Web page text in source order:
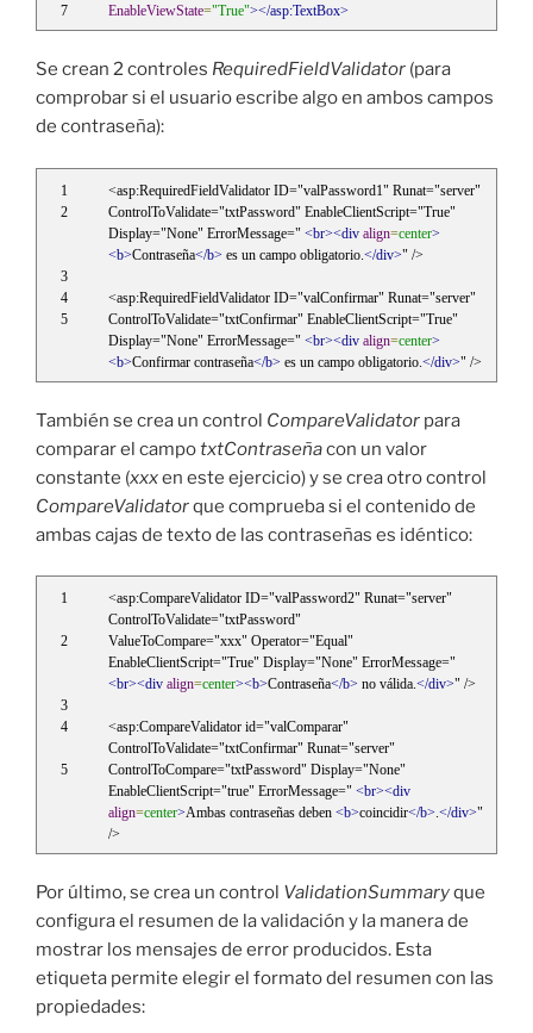
EnableViewState="True"></asp:TextBox>
Se crean 2 controles RequiredFieldValidator (para
comprobar si el usuario escribe algo en ambos campos
de contraseña):
<asp:RequiredFieldValidator ID="valPassword1" Runat="server"
ControlToValidate="txtPassword" EnableClientScript="True"
Display="None" ErrorMessage=" <br><div align=center>
<b>Contraseña</b> es un campo obligatorio.</div>" />
<asp:RequiredFieldValidator ID="valConfirmar" Runat="server"
ControlToValidate="txtConfirmar" EnableClientScript="True"
Display="None" ErrorMessage=" <br><div align=center>
<b>Confirmar contraseña</b> es un campo obligatorio.</div>" />
También se crea un control CompareValidator para
comparar el campotxtContraseñacon un valor
constante (xxxen este ejercicio) y se crea otro control
CompareValidatorque comprueba si el contenido de
ambas cajas de texto de las contraseñas es idéntico:
<asp:CompareValidator ID="valPassword2" Runat="server"
ControlToValidate="txtPassword"
ValueToCompare="xxx" Operator="Equal"
<br><div align=center><b>Contraseña</b> no válida.</div>" />
<asp:CompareValidator id="valComparar"
ControlToValidate="txtConfirmar" Runat="server"
ControlToCompare="txtPassword" Display="None"
EnableClientScript="true" ErrorMessage=" <br><div
align=center>Ambas contraseñas deben <b>coincidir</b>.</div>"
/>
Por último, se crea un control ValidationSummaryque
configura el resumen de la validación y la manera de
mostrar los mensajes de error producidos. Esta
etiqueta permite elegir el formato del resumen con las
propiedades: